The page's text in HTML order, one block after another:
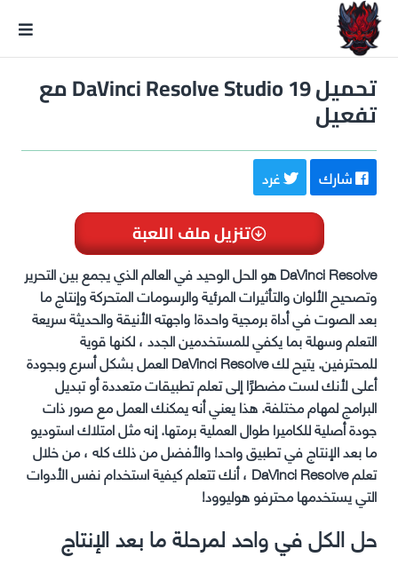
تحميل DaVinci Resolve Studio 19 مع
تفعيل
شارك غرد
تنزيل ملف اللعبة
DaVinci Resolve هو الحل الوحيد في العالم الذي يجمع بين التحرير
وتصحيح الألوان والتأثيرات المرئية والرسومات المتحركة وإنتاج ما
بعد الصوت في أداة برمجية واحدة! واجهته الأنيقة والحديثة سريعة
التعلم وسهلة بما يكفي للمستخدمين الجدد ، لكنها قوية
للمحترفين. يتيح لك DaVinci Resolve العمل بشكل أسرع وبجودة
أعلى لأنك لست مضطرًا إلى تعلم تطبيقات متعددة أو تبديل
البرامج لمهام مختلفة. هذا يعني أنه يمكنك العمل مع صور ذات
جودة أصلية للكاميرا طوال العملية برمتها. إنه مثل امتلاك استوديو
ما بعد الإنتاج في تطبيق واحد! والأفضل من ذلك كله ، من خلال
تعلم DaVinci Resolve ، أنك تتعلم كيفية استخدام نفس الأدوات
التي يستخدمها محترفو هوليوود!
حل الكل في واحد لمرحلة ما بعد الإنتاج